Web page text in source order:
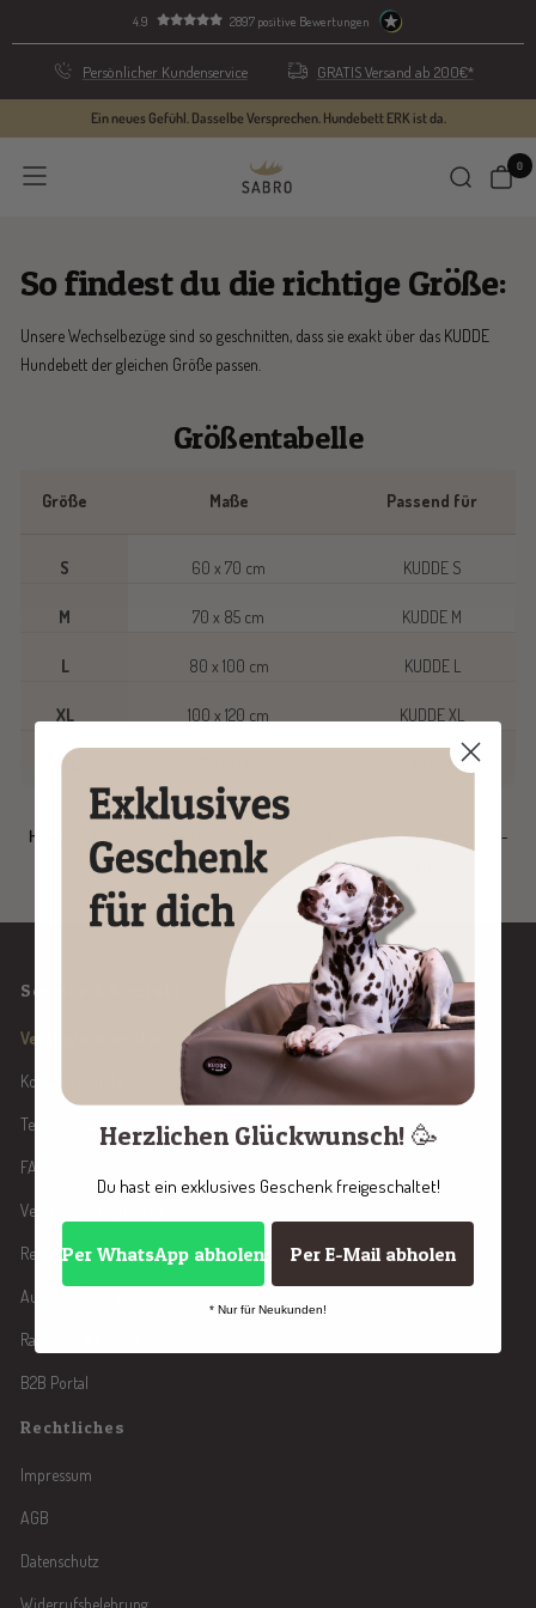
zum
4.9 2897 positive Bewertungen
GRATIS Versand ab 200€*
Persönlicher Kundenservice
Ein neues Gefühl. Dasselbe Versprechen. Hundebett ERK ist da.
Navigation
SABRO
GmbH
0
So findest du die richtige Größe:
Unsere Wechselbezüge sind so geschnitten, dass sie exakt über das KUDDE
Hundebett der gleichen Größe passen.
Größentabelle
Größe Maße Passend für
S 60 x 70 cm KUDDE S
M 70 x 85 cm KUDDE M
L 80 x 100 cm KUDDE L
XL 100 x 120 cm KUDDE XL
XXL KUDDE XXL
Hinweis:
Alle Stoffbezüge müssen über einem Kunstleder-, Wildlederoptik-
oder einen speziellen Schutzbezug gezogen werden!
Service & Kontakt
Vertrag widerrufen
Kontaktformular
Telefonberatung
FAQ
Versandinformationen
Retoure
Aufbauanleitungen
Rabatte & Aktionen
B2B Portal
Rechtliches
Impressum
AGB
Datenschutz
Widerrufsbelehrung
Herzlichen Glückwunsch! 🥳
Du hast ein exklusives Geschenk freigeschaltet!
Per WhatsApp abholen Per E-Mail abholen
* Nur für Neukunden!